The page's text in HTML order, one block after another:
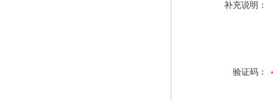
补充说明：
验证码：